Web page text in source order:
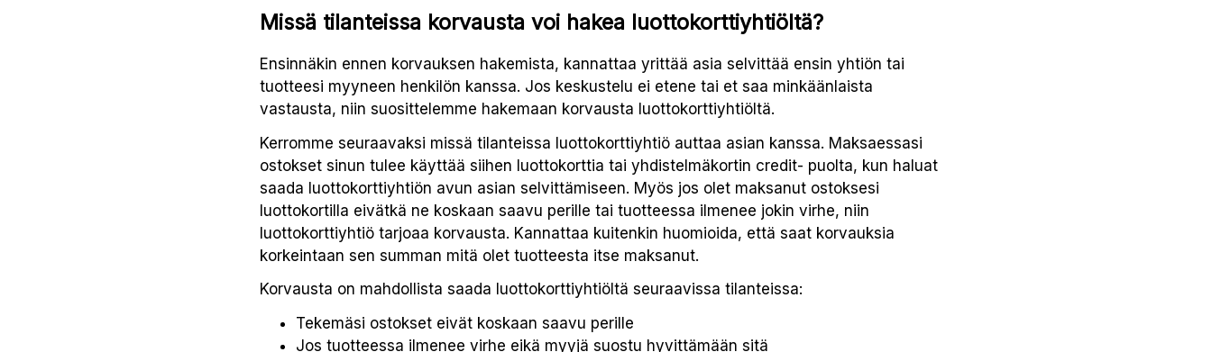
Missä tilanteissa korvausta voi hakea luottokorttiyhtiöltä?
Ensinnäkin ennen korvauksen hakemista, kannattaa yrittää asia selvittää ensin yhtiön tai
tuotteesi myyneen henkilön kanssa. Jos keskustelu ei etene tai et saa minkäänlaista
vastausta, niin suosittelemme hakemaan korvausta luottokorttiyhtiöltä.
Kerromme seuraavaksi missä tilanteissa luottokorttiyhtiö auttaa asian kanssa. Maksaessasi
ostokset sinun tulee käyttää siihen luottokorttia tai yhdistelmäkortin credit- puolta, kun haluat
saada luottokorttiyhtiön avun asian selvittämiseen. Myös jos olet maksanut ostoksesi
luottokortilla eivätkä ne koskaan saavu perille tai tuotteessa ilmenee jokin virhe, niin
luottokorttiyhtiö tarjoaa korvausta. Kannattaa kuitenkin huomioida, että saat korvauksia
korkeintaan sen summan mitä olet tuotteesta itse maksanut.
Korvausta on mahdollista saada luottokorttiyhtiöltä seuraavissa tilanteissa:
Tekemäsi ostokset eivät koskaan saavu perille
Jos tuotteessa ilmenee virhe eikä myyjä suostu hyvittämään sitä